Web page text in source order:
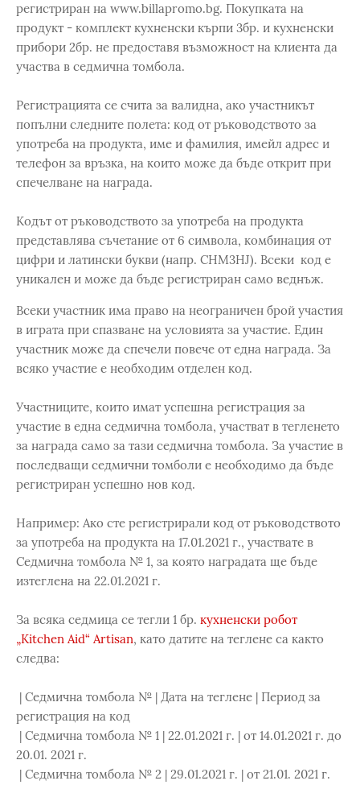
регистриран на www.billapromo.bg. Покупката на
продукт - комплект кухненски кърпи 3бр. и кухненски
прибори 2бр. не предоставя възможност на клиента да
участва в седмична томбола.
Регистрацията се счита за валидна, ако участникът
попълни следните полета: код от ръководството за
употреба на продукта, име и фамилия, имейл адрес и
телефон за връзка, на които може да бъде открит при
спечелване на награда.
Кодът от ръководството за употреба на продукта
представлява съчетание от 6 символа, комбинация от
цифри и латински букви (напр. CHM3HJ). Всеки код е
уникален и може да бъде регистриран само веднъж.
Всеки участник има право на неограничен брой участия
в играта при спазване на условията за участие. Един
участник може да спечели повече от една награда. За
всяко участие е необходим отделен код.
Участниците, които имат успешна регистрация за
участие в една седмична томбола, участват в тегленето
за награда само за тази седмична томбола. За участие в
последващи седмични томболи е необходимо да бъде
регистриран успешно нов код.
Например: Ако сте регистрирали код от ръководството
за употреба на продукта на 17.01.2021 г., участвате в
Седмична томбола № 1, за която наградата ще бъде
изтеглена на 22.01.2021 г.
За всяка седмица се тегли 1 бр. кухненски робот
„Kitchen Aid“ Artisan, като датите на теглене са както
следва:
| Седмична томбола № | Дата на теглене | Период за
регистрация на код
| Седмична томбола № 1 | 22.01.2021 г. | от 14.01.2021 г. до
20.01. 2021 г.
| Седмична томбола № 2 | 29.01.2021 г. | от 21.01. 2021 г.